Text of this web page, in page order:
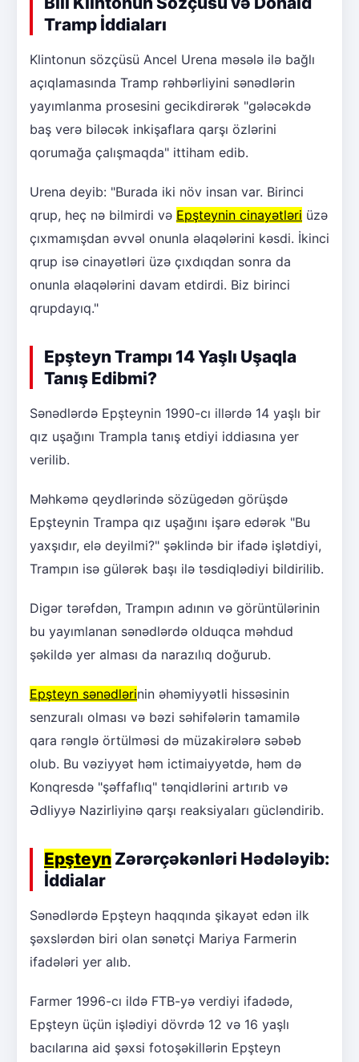
Tramp İddiaları
Klintonun sözçüsü Ancel Urena məsələ ilə bağlı
açıqlamasında Tramp rəhbərliyini sənədlərin
yayımlanma prosesini gecikdirərək "gələcəkdə
baş verə biləcək inkişaflara qarşı özlərini
qorumağa çalışmaqda" ittiham edib.
Urena deyib: "Burada iki növ insan var. Birinci
qrup, heç nə bilmirdi və Epşteynin cinayətləri üzə
çıxmamışdan əvvəl onunla əlaqələrini kəsdi. İkinci
qrup isə cinayətləri üzə çıxdıqdan sonra da
onunla əlaqələrini davam etdirdi. Biz birinci
qrupdayıq."
Epşteyn Trampı 14 Yaşlı Uşaqla
Tanış Edibmi?
Sənədlərdə Epşteynin 1990-cı illərdə 14 yaşlı bir
qız uşağını Trampla tanış etdiyi iddiasına yer
verilib.
Məhkəmə qeydlərində sözügedən görüşdə
Epşteynin Trampa qız uşağını işarə edərək "Bu
yaxşıdır, elə deyilmi?" şəklində bir ifadə işlətdiyi,
Trampın isə gülərək başı ilə təsdiqlədiyi bildirilib.
Digər tərəfdən, Trampın adının və görüntülərinin
bu yayımlanan sənədlərdə olduqca məhdud
şəkildə yer alması da narazılıq doğurub.
Epşteyn sənədlərinin əhəmiyyətli hissəsinin
senzuralı olması və bəzi səhifələrin tamamilə
qara rənglə örtülməsi də müzakirələrə səbəb
olub. Bu vəziyyət həm ictimaiyyətdə, həm də
Konqresdə "şəffaflıq" tənqidlərini artırıb və
Ədliyyə Nazirliyinə qarşı reaksiyaları gücləndirib.
Epşteyn Zərərçəkənləri Hədələyib:
İddialar
Sənədlərdə Epşteyn haqqında şikayət edən ilk
şəxslərdən biri olan sənətçi Mariya Farmerin
ifadələri yer alıb.
Farmer 1996-cı ildə FTB-yə verdiyi ifadədə,
Epşteyn üçün işlədiyi dövrdə 12 və 16 yaşlı
bacılarına aid şəxsi fotoşəkillərin Epşteyn